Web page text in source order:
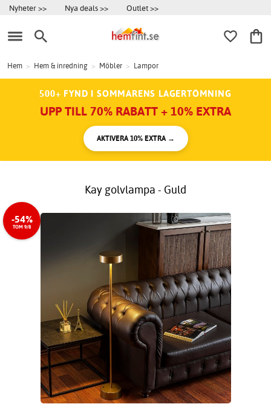
Nyheter >> Nya deals >> Outlet >>
Hem > Hem & inredning > Möbler > Lampor
500+ FYND I SOMMARENS LAGERTÖMNING
UPP TILL 70% RABATT + 10% EXTRA
AKTIVERA 10% EXTRA →
Kay golvlampa - Guld
-54%
TOM 9/8